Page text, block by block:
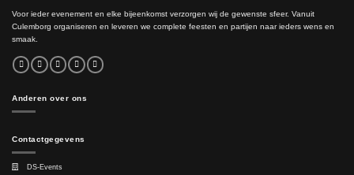
Voor ieder evenement en elke bijeenkomst verzorgen wij de gewenste sfeer. Vanuit
Culemborg organiseren en leveren we complete feesten en partijen naar ieders wens en
smaak.
Anderen over ons
Contactgegevens
DS-Events